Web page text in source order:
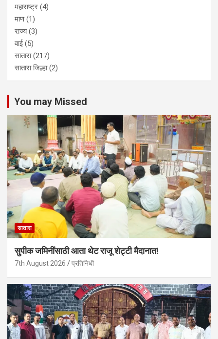
महाराष्ट्र (4)
माण(1)
राज्य(3)
वाई (5)
सातारा(217)
सातारा जिल्हा(2)
You may Missed
सातारा
सुपीक जमिनींसाठी आता थेट राजू शेट्टी मैदानात!
7th August 2026 प्रतिनिधी